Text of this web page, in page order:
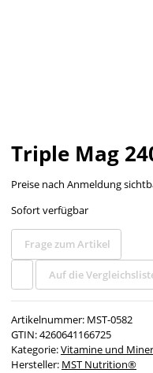
Triple Mag
Preise nach Anmeldung
Sofort verfügbar
Frage zum Artikel
Auf die
Artikelnummer: MST-0582
GTIN:4260641166725
Kategorie:Vitamine und
Hersteller: MST Nutrition®